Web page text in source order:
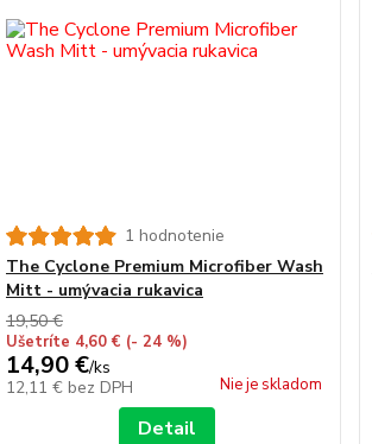
1 hodnotenie
The Cyclone Premium Microfiber Wash
Mitt - umývacia rukavica
19,50 €
Ušetríte 4,60 € (- 24 %)
14,90 €/ks
12,11 € bez DPH Nie je skladom
Detail